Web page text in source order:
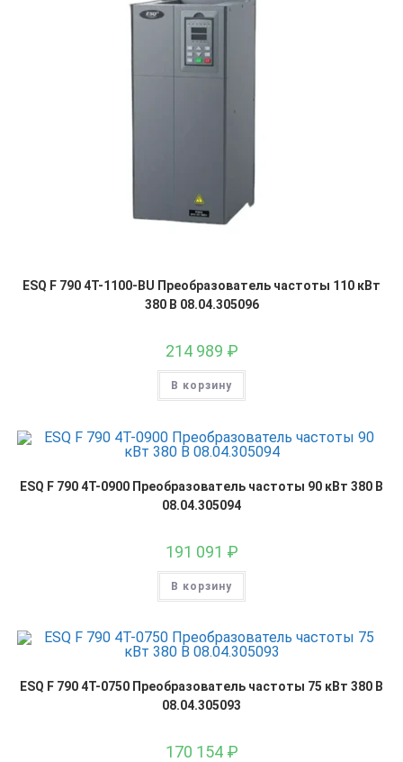
ESQ F 790 4T-1100-BU Преобразователь частоты 110 кВт
380 В 08.04.305096
214 989 ₽
В корзину
ESQ F 790 4T-0900 Преобразователь частоты 90 кВт 380 В
08.04.305094
191 091 ₽
В корзину
ESQ F 790 4T-0750 Преобразователь частоты 75 кВт 380 В
08.04.305093
170 154 ₽